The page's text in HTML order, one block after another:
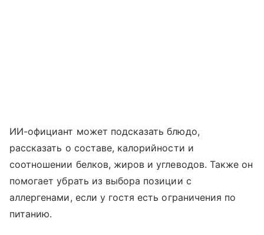
ИИ-официант может подсказать блюдо,
рассказать о составе, калорийности и
соотношении белков, жиров и углеводов. Также он
помогает убрать из выбора позиции с
аллергенами, если у гостя есть ограничения по
питанию.